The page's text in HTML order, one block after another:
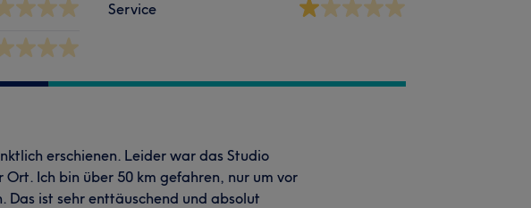
Service
erschienen. Leider war das Studio
Ich bin über 50 km gefahren, nur um vor
Das ist sehr enttäuschend und absolut